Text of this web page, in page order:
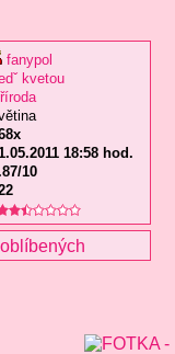
fanypol
kvetou
18:58 hod.
10